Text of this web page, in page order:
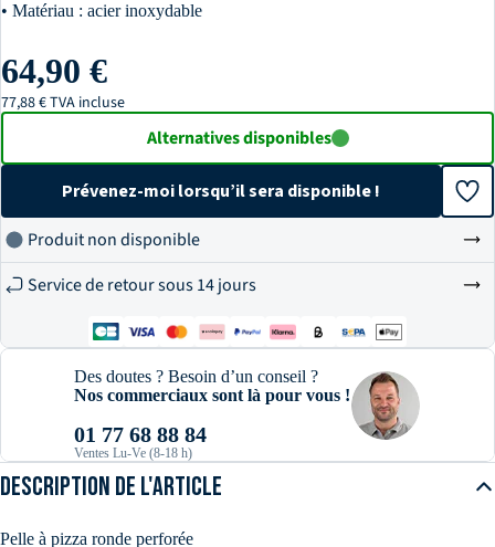
• Matériau : acier inoxydable
64,90 €
77,88 € TVA incluse
Alternatives disponibles
Prévenez-moi lorsqu’il sera disponible !
Produit non disponible
Service de retour sous 14 jours
Des doutes ? Besoin d’un conseil ?
Nos commerciaux sont là pour vous !
01 77 68 88 84
Ventes Lu-Ve (8-18 h)
DESCRIPTION DE L'ARTICLE
Pelle à pizza ronde perforée